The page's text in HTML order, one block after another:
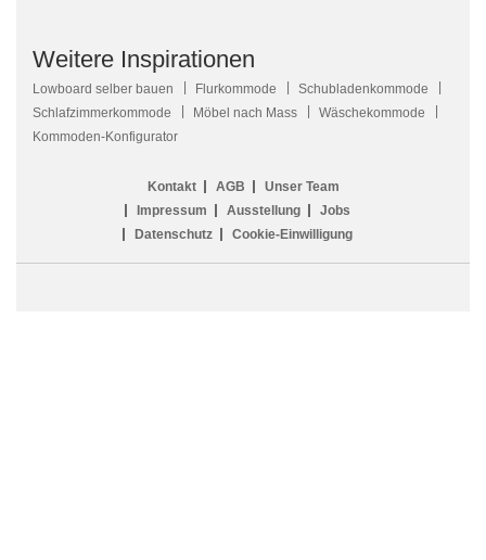
Weitere Inspirationen
Lowboard selber bauen Flurkommode
Schubladenkommode
Schlafzimmerkommode
Möbel nach Mass
Wäschekommode
Kommoden-Konfigurator
Kontakt AGB
Unser Team
Impressum
Ausstellung
Jobs
Datenschutz
Cookie-Einwilligung